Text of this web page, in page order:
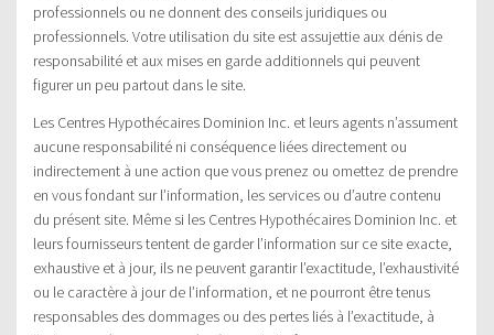
professionnels ou ne donnent des conseils juridiques ou
professionnels. Votre utilisation du site est assujettie aux dénis de
responsabilité et aux mises en garde additionnels qui peuvent
figurer un peu partout dans le site.
Les Centres Hypothécaires Dominion Inc. et leurs agents n’assument
aucune responsabilité ni conséquence liées directement ou
indirectement à une action que vous prenez ou omettez de prendre
en vous fondant sur l’information, les services ou d’autre contenu
du présent site. Même si les Centres Hypothécaires Dominion Inc. et
leurs fournisseurs tentent de garder l’information sur ce site exacte,
exhaustive et à jour, ils ne peuvent garantir l’exactitude, l’exhaustivité
ou le caractère à jour de l’information, et ne pourront être tenus
responsables des dommages ou des pertes liés à l’exactitude, à